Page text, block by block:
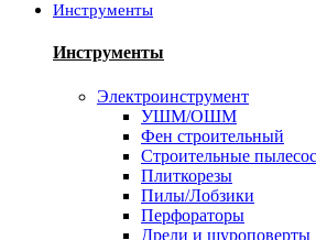
Инструменты
Инструменты
Электроинструмент
УШМ/ОШМ
Фен строительный
Строительные
Плиткорезы
Пилы/Лобзики
Перфораторы
Дрели и шуроповерты